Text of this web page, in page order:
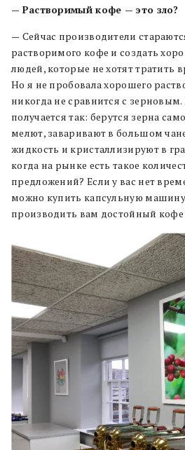
— Растворимый кофе — это зло?
— Сейчас производители
растворимого кофе и создать
людей, которые не хотят тратить
Но я не пробовала хорошего
никогда не сравнится с
получается так: берутся зерна
мелют, заваривают в большом
жидкость и кристаллизируют в
когда на рынке есть такое
предложений? Если у вас нет
можно купить капсульную
производить вам достойный кофе